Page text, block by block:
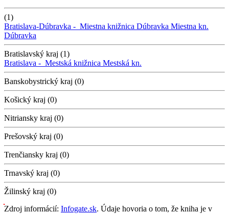
(1)
Bratislava-Dúbravka - Miestna knižnica Dúbravka Miestna kn.
Dúbravka
Bratislavský kraj (1)
Bratislava - Mestská knižnica Mestská kn.
Banskobystrický kraj (0)
Košický kraj (0)
Nitriansky kraj (0)
Prešovský kraj (0)
Trenčiansky kraj (0)
Trnavský kraj (0)
Žilinský kraj (0)
Zdroj informácií: Infogate.sk. Údaje hovoria o tom, že kniha je v